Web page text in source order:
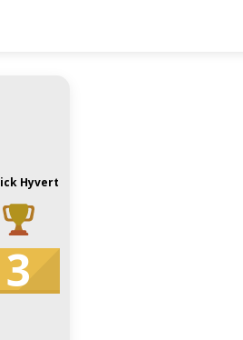
Hyvert
3